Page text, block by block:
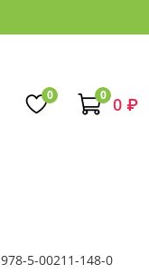
0 0 0 ₽
978-5-00211-148-0